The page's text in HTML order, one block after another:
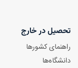
تحصیل در خارج
راهنمای کشورها
دانشگاه‌ها